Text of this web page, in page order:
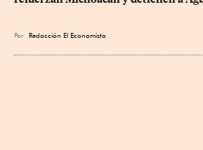
Por Redacción El Economista